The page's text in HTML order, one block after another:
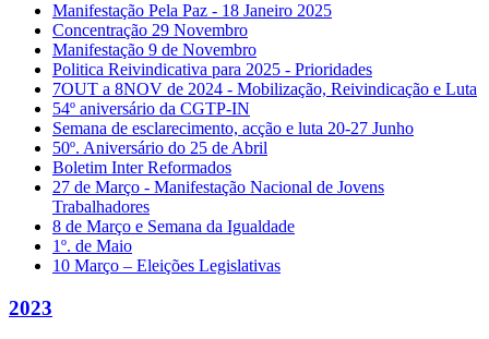
Manifestação Pela Paz - 18 Janeiro 2025
Concentração 29 Novembro
Manifestação 9 de Novembro
Politica Reivindicativa para 2025 - Prioridades
7OUT a 8NOV de 2024 - Mobilização, Reivindicação e Luta
54º aniversário da CGTP-IN
Semana de esclarecimento, acção e luta 20-27 Junho
50º. Aniversário do 25 de Abril
Boletim Inter Reformados
27 de Março - Manifestação Nacional de Jovens
Trabalhadores
8 de Março e Semana da Igualdade
1º. de Maio
10 Março – Eleições Legislativas
2023